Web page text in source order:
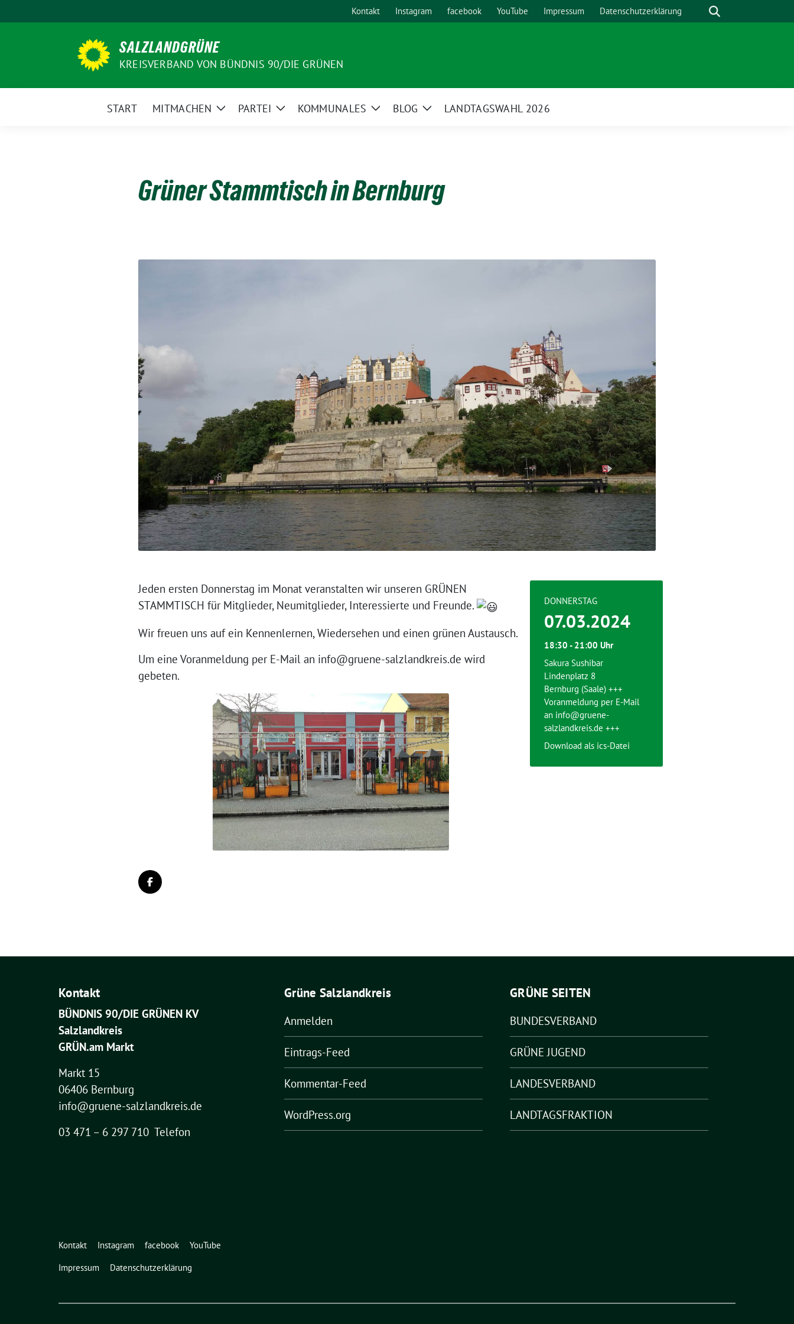
zum
Kontakt Instagram facebook YouTube Impressum Datenschutzerklärung Suche
SALZLANDGRÜNE
KREISVERBAND VON BÜNDNIS 90/DIE GRÜNEN
START MITMACHEN
ZeigePARTEI
ZeigeKOMMUNALES
ZeigeBLOG
ZeigeLANDTAGSWAHL 2026
Grüner Stammtisch in Bernburg
Jeden ersten Donnerstag im Monat veranstalten wir unseren GRÜNEN
STAMMTISCH für Mitglieder, Neumitglieder, Interessierte und Freunde.
Wir freuen uns auf ein Kennenlernen, Wiedersehen und einen grünen Austausch.
Um eine Voranmeldung per E-Mail an info@gruene-salzlandkreis.de wird
gebeten.
DONNERSTAG
07.03.2024
18:30 - 21:00 Uhr
Sakura Sushibar
Lindenplatz 8
Bernburg (Saale) +++
Voranmeldung per E-Mail
an info@gruene-
salzlandkreis.de +++
Download als ics-Datei
Kontakt
BÜNDNIS 90/DIE GRÜNEN KV
Salzlandkreis
GRÜN.am Markt
Markt 15
06406 Bernburg
info@gruene-salzlandkreis.de
03 471 – 6 297 710 Telefon
Grüne Salzlandkreis
Anmelden
Eintrags-Feed
Kommentar-Feed
WordPress.org
GRÜNE SEITEN
BUNDESVERBAND
GRÜNE JUGEND
LANDESVERBAND
LANDTAGSFRAKTION
Kontakt Instagram facebook
YouTube
Impressum
Datenschutzerklärung